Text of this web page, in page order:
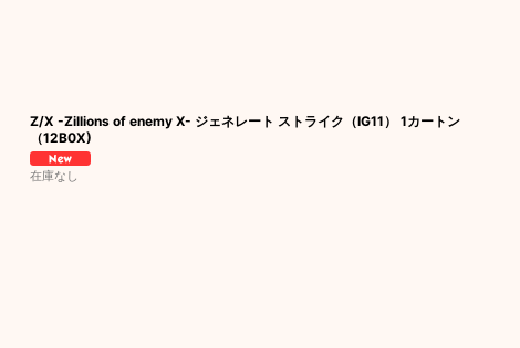
Z/X -Zillions of enemy X- ジェネレート ストライク（IG11） 1カートン
（12B0X)
在庫なし